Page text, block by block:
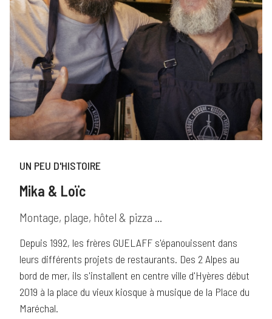
UN PEU D'HISTOIRE
Mika & Loïc
Montage, plage, hôtel & pizza ...
Depuis 1992, les frères GUELAFF s'épanouissent dans
leurs différents projets de restaurants. Des 2 Alpes au
bord de mer, ils s'installent en centre ville d'Hyères début
2019 à la place du vieux kiosque à musique de la Place du
Maréchal.